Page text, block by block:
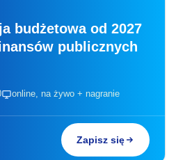
budżetowa od 2027
publicznych
online, na żywo + nagranie
Zapisz się